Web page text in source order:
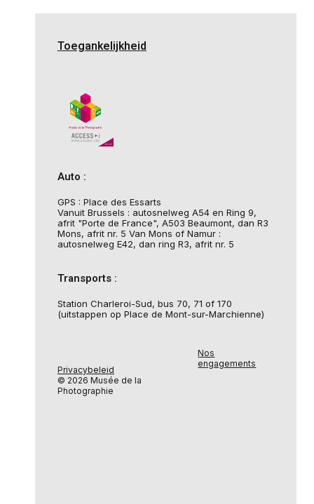
Toegankelijkheid
Auto :
GPS : Place des Essarts
Vanuit Brussels : autosnelweg A54 en Ring 9,
afrit "Porte de France", A503 Beaumont, dan R3
Mons, afrit nr. 5 Van Mons of Namur :
autosnelweg E42, dan ring R3, afrit nr. 5
Transports :
Station Charleroi-Sud, bus 70, 71 of 170
(uitstappen op Place de Mont-sur-Marchienne)
Privacybeleid
© 2026 Musée de la
Photographie
Nos
engagements